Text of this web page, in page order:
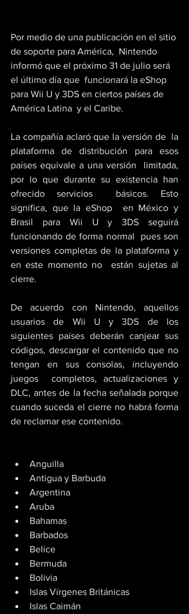
Por medio de una publicación en el sitio
de soporte para América,  Nintendo
informó que el próximo 31 de julio será
el último día que  funcionará la eShop
para Wii U y 3DS en ciertos países de
América Latina  y el Caribe.
La compañía aclaró que la versión de  la
plataforma de distribución para esos
países equivale a una versión  limitada,
por lo que durante su existencia han
ofrecido servicios  básicos. Esto
significa, que la eShop  en México y
Brasil para Wii U y 3DS seguirá
funcionando de forma normal  pues son
versiones completas de la plataforma y
en este momento no  están sujetas al
cierre.
De acuerdo con Nintendo, aquellos
usuarios de Wii U y 3DS de los
siguientes países deberán canjear sus
códigos, descargar el contenido que no
tengan en sus consolas, incluyendo
juegos  completos, actualizaciones y
DLC, antes de la fecha señalada porque
cuando suceda el cierre no habrá forma
de reclamar ese contenido.
Anguilla
Antigua y Barbuda
Argentina
Aruba
Bahamas
Barbados
Belice
Bermuda
Bolivia
Islas Vírgenes Británicas
Islas Caimán